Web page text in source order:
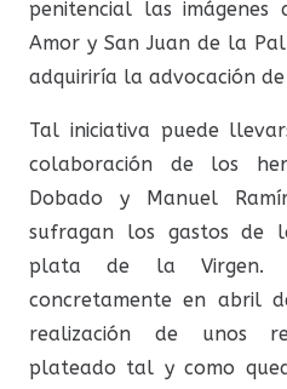
penitencial las imágenes
Amor y San Juan de la
adquiriría la advocación
Tal iniciativa puede
colaboración de los
Dobado y Manuel
sufragan los gastos de
plata de la Virgen.
concretamente en abril
realización de unos
plateado tal y como